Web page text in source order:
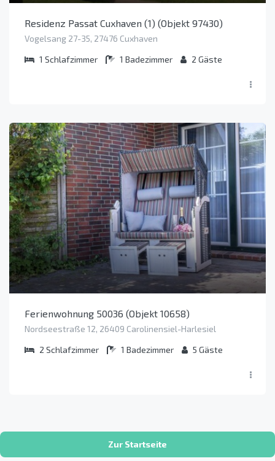
Residenz Passat Cuxhaven (1) (Objekt 97430)
Vogelsang 27-35, 27476 Cuxhaven
1 Schlafzimmer 1 Badezimmer 2 Gäste
Ferienwohnung 50036 (Objekt 10658)
Nordseestraße 12, 26409 Carolinensiel-Harlesiel
2 Schlafzimmer 1 Badezimmer 5 Gäste
Zur Startseite